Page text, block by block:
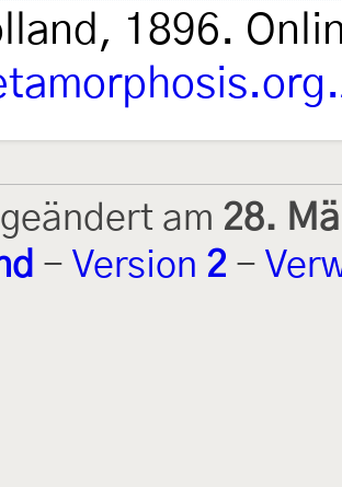
1896.
am 28.
- Version 2 -